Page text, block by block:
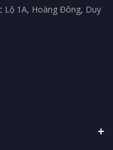
Lộ 1A, Hoàng Đông, Duy